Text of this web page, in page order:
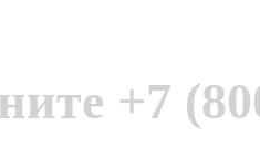
+7